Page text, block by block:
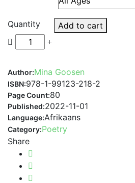
Quantity Add to cart
Author:Mina Goosen
ISBN:978-1-99123-218-2
Page Count:80
Published:2022-11-01
Language:Afrikaans
Category:Poetry
Share